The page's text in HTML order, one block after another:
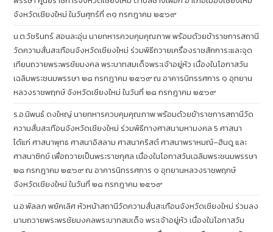
จังหวัดเชียงใหม่ ในวันศุกร์ที่ ๓๑ กรกฎาคม ๒๕๖๙
น.ต.วัชรินทร์ สอนละอุ่น นายทหารควบคุมคุณภาพ พร้อมด้วยข้าราชการสถานี
วัดความสั่นสะเทือนจังหวัดเชียงใหม่ ร่วมพิธีถวายเครื่องราชสักการะและจุด
เทียนถวายพระพรชัยมงคล พระบาทสมเด็จพระเจ้าอยู่หัว เนื่องในโอกาสวัน
เฉลิมพระชนมพรรษา ๒๘ กรกฎาคม ๒๕๖๙ ณ อาคารนิทรรศการ ๑ อุทยาน
หลวงราชพฤกษ์ จังหวัดเชียงใหม่ ในวันที่ ๒๘ กรกฎาคม ๒๕๖๙
ร.อ.นิพนธ์ ดงใหญ่ นายทหารควบคุมคุณภาพ พร้อมด้วยข้าราชการสถานีวัด
ความสั่นสะเทือนจังหวัดเชียงใหม่ ร่วมพิธีทางศาสนามหามงคล 5 ศาสนา
ได้แก่ ศาสนาพุทธ ศาสนาอิสลาม ศาสนาคริสต์ ศาสนาพราหมณ์–ฮินดู และ
ศาสนาซิกข์ เพื่อถวายเป็นพระราชกุศล เนื่องในโอกาสวันเฉลิมพระชนมพรรษา
๒๘ กรกฎาคม ๒๕๖๙ ณ อาคารนิทรรศการ ๑ อุทยานหลวงราชพฤกษ์
จังหวัดเชียงใหม่ ในวันที่ ๒๘ กรกฎาคม ๒๕๖๙
น.อ.พัลลภ พยัคเลิศ หัวหน้าสถานีวัดความสั่นสะเทือนจังหวัดเชียงใหม่ ร่วมลง
นามถวายพระพรชัยมงคลพระบาทสมเด็จ พระเจ้าอยู่หัว เนื่องในโอกาสวัน